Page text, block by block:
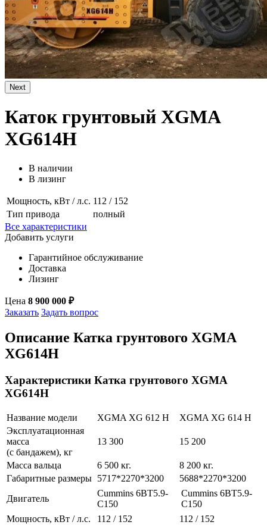
Next
Каток грунтовый XGMA
XG614H
В наличии
В лизинг
Мощность, кВт / л.с. 112 / 152
Тип привода
полный
Все характеристики
Добавить услуги
Гарантийное обслуживание
Доставка
Лизинг
Цена 8 900 000 ₽
Заказать Задать вопрос
Описание Катка грунтового XGMA
XG614H
Характеристики Катка грунтового XGMA
XG614H
Название модели XGMA XG 612 H
XGMA XG 614 H
Эксплуатационная
масса
(с бандажем), кг
13 300 15 200
Масса вальца 6 500 кг.
8 200 кг.
Габаритные размеры 5717*2270*3200
5688*2270*3200
Двигатель
Cummins 6BT5.9-
C150
Cummins 6BT5.9-
C150
Мощность, кВт / л.с.
112 / 152
112 / 152